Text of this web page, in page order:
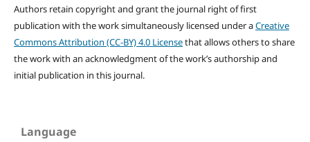
Authors retain copyright and grant the journal right of first
publication with the work simultaneously licensed under aCreative
Commons Attribution (CC-BY) 4.0 Licensethat allows others to share
the work with an acknowledgment of the work’s authorship and
initial publication in this journal.
Language